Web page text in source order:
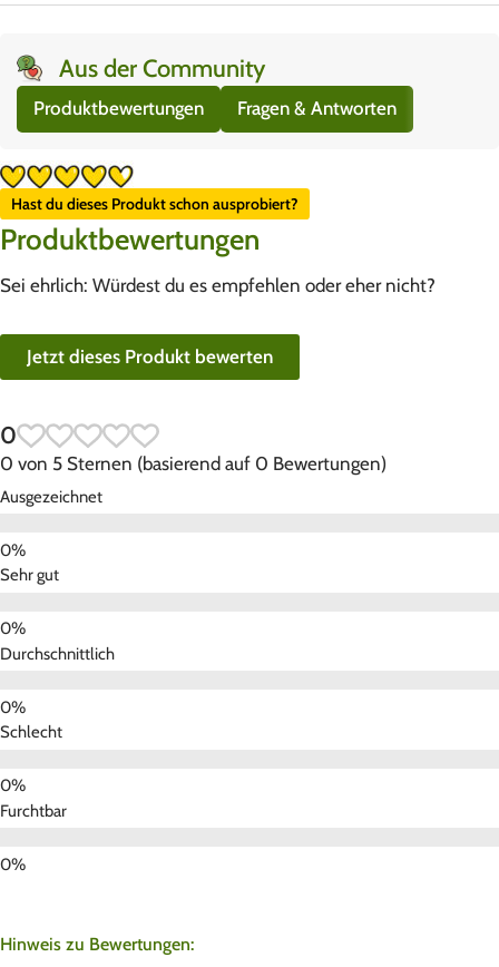
Aus der Community
Produktbewertungen Fragen & Antworten
Hast du dieses Produkt schon ausprobiert?
Produktbewertungen
Sei ehrlich: Würdest du es empfehlen oder eher nicht?
Jetzt dieses Produkt bewerten
0
0 von 5 Sternen (basierend auf 0 Bewertungen)
Ausgezeichnet
Sehr gut
Durchschnittlich
Schlecht
Furchtbar
Hinweis zu Bewertungen: